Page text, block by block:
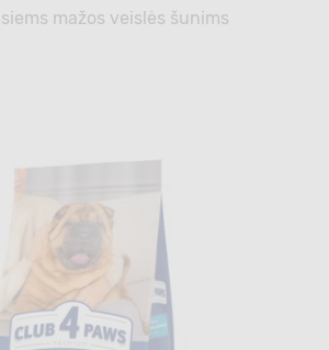
mažos veislės šunims